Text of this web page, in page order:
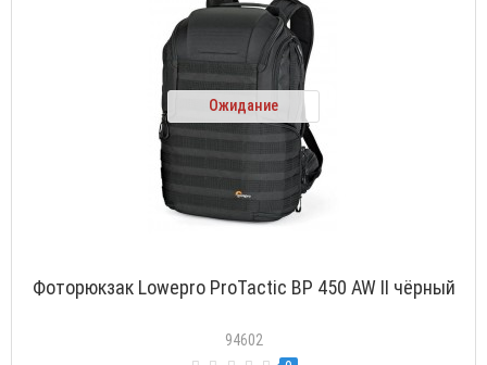
Ожидание
Фоторюкзак Lowepro ProTactic BP 450 AW II чёрный
94602